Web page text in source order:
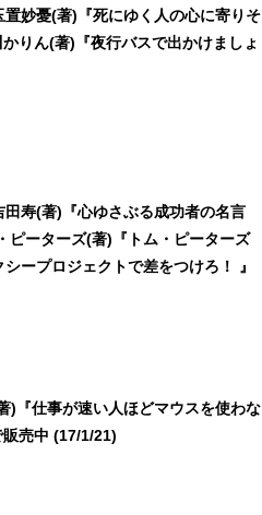
妙憂(著)『死にゆく人の心に寄りそ
りん(著)『夜行バスで出かけましょ
寿(著)『心ゆさぶる成功者の名言
ピーターズ(著)『トム・ピーターズ
ープロジェクトで差をつけろ！ 』
)『仕事が速い人ほどマウスを使わな
売中 (17/1/21)